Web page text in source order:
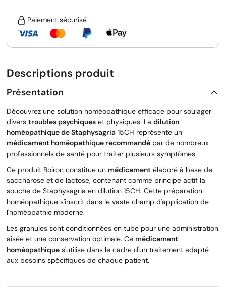
Paiement sécurisé
Descriptions produit
Présentation
Découvrez une solution homéopathique efficace pour soulager
divers troubles psychiques et physiques. La dilution
homéopathique de Staphysagria 15CH représente un
médicament homéopathique recommandé par de nombreux
professionnels de santé pour traiter plusieurs symptômes.
Ce produit Boiron constitue un médicament élaboré à base de
saccharose et de lactose, contenant comme principe actif la
souche de Staphysagria en dilution 15CH. Cette préparation
homéopathique s'inscrit dans le vaste champ d'application de
l'homéopathie moderne.
Les granules sont conditionnées en tube pour une administration
aisée et une conservation optimale. Ce médicament
homéopathique s'utilise dans le cadre d'un traitement adapté
aux besoins spécifiques de chaque patient.